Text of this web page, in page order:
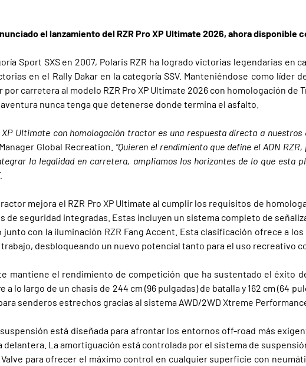
el lanzamiento del RZR Pro XP Ultimate 2026, ahora disponible
Sport SXS en 2007, Polaris RZR ha logrado victorias legendarias
en el Rally Dakar en la categoría SSV. Manteniéndose como líder
por carretera al modelo RZR Pro XP Ultimate 2026 con homologación
nunca tenga que detenerse donde termina el asfalto.
XP Ultimate con homologación tractor es una respuesta directa a
Global Recreation. “Quieren el rendimiento que define el ADN
la legalidad en carretera, ampliamos los horizontes de lo que esta
mejora el RZR Pro XP Ultimate al cumplir los requisitos de
de seguridad integradas. Estas incluyen un sistema completo de
junto con la iluminación RZR Fang Accent. Esta clasificación ofrece a
desbloqueando un nuevo potencial tanto para el uso recreativo
mantiene el rendimiento de competición que ha sustentado el éxito
a lo largo de un chasis de 244 cm (96 pulgadas) de batalla y 162 cm (64
senderos estrechos gracias al sistema AWD/2WD Xtreme
está diseñada para afrontar los entornos off-road más
delantera. La amortiguación está controlada por el sistema de
para ofrecer el máximo control en cualquier superficie con